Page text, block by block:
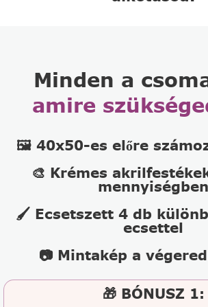
Minden a
amire
🖼️ 40x50-es előre
🎨 Krémes
mennyiségben
🖌️ Ecsetszett 4 db
ecsettel
📷 Mintakép a
🎁 BÓNUSZ 1: